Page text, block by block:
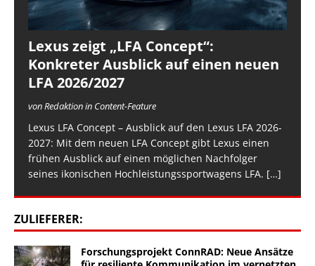
Lexus zeigt „LFA Concept“:
Konkreter Ausblick auf einen neuen
LFA 2026/2027
von Redaktion in Content-Feature
Lexus LFA Concept – Ausblick auf den Lexus LFA 2026-
2027: Mit dem neuen LFA Concept gibt Lexus einen
frühen Ausblick auf einen möglichen Nachfolger
seines ikonischen Hochleistungssportwagens LFA. […]
ZULIEFERER:
Forschungsprojekt ConnRAD: Neue Ansätze